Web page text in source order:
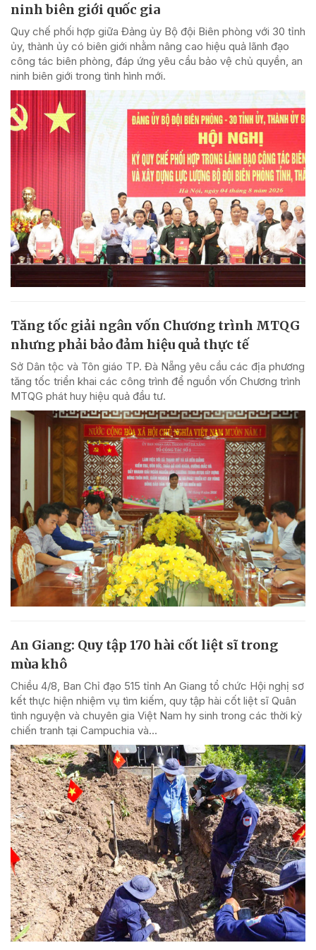
ninh biên giới quốc gia
Quy chế phối hợp giữa Đảng ủy Bộ đội Biên phòng với 30 tỉnh
ủy, thành ủy có biên giới nhằm nâng cao hiệu quả lãnh đạo
công tác biên phòng, đáp ứng yêu cầu bảo vệ chủ quyền, an
ninh biên giới trong tình hình mới.
Tăng tốc giải ngân vốn Chương trình MTQG
nhưng phải bảo đảm hiệu quả thực tế
Sở Dân tộc và Tôn giáo TP. Đà Nẵng yêu cầu các địa phương
tăng tốc triển khai các công trình để nguồn vốn Chương trình
MTQG phát huy hiệu quả đầu tư.
An Giang: Quy tập 170 hài cốt liệt sĩ trong
mùa khô
Chiều 4/8, Ban Chỉ đạo 515 tỉnh An Giang tổ chức Hội nghị sơ
kết thực hiện nhiệm vụ tìm kiếm, quy tập hài cốt liệt sĩ Quân
tình nguyện và chuyên gia Việt Nam hy sinh trong các thời kỳ
chiến tranh tại Campuchia và...